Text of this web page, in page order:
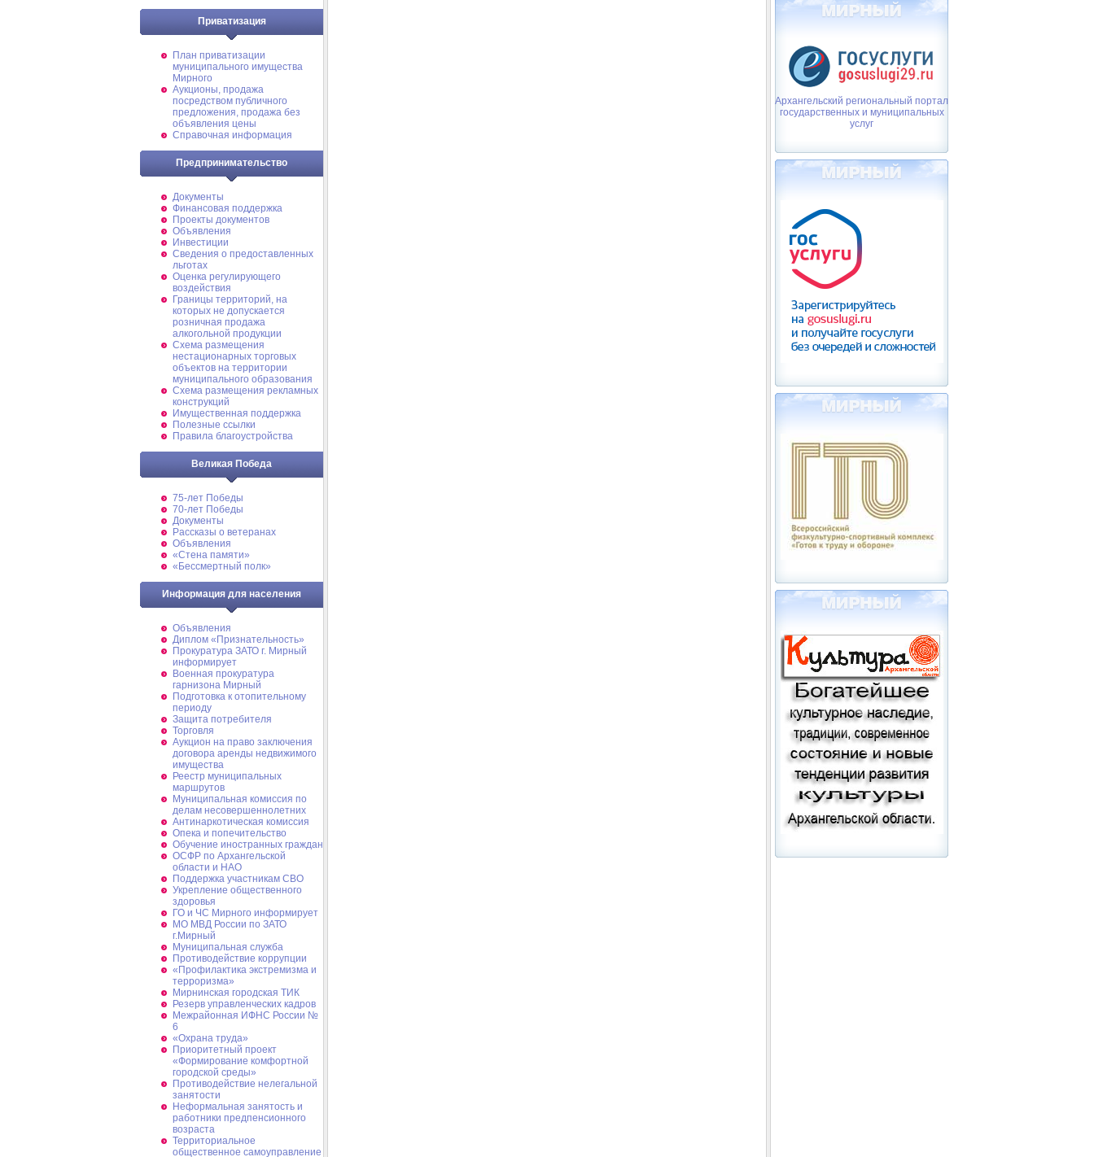
Приватизация
План приватизации
муниципального имущества
Мирного
Аукционы, продажа
посредством публичного
предложения, продажа без
объявления цены
Справочная информация
Предпринимательство
Документы
Финансовая поддержка
Проекты документов
Объявления
Инвестиции
Сведения о предоставленных
льготах
Оценка регулирующего
воздействия
Границы территорий, на
которых не допускается
розничная продажа
алкогольной продукции
Схема размещения
нестационарных торговых
объектов на территории
муниципального образования
Схема размещения рекламных
конструкций
Имущественная поддержка
Полезные ссылки
Правила благоустройства
Великая Победа
75-лет Победы
70-лет Победы
Документы
Рассказы о ветеранах
Объявления
«Стена памяти»
«Бессмертный полк»
Информация для населения
Объявления
Диплом «Признательность»
Прокуратура ЗАТО г. Мирный
информирует
Военная прокуратура
гарнизона Мирный
Подготовка к отопительному
периоду
Защита потребителя
Торговля
Аукцион на право заключения
договора аренды недвижимого
имущества
Реестр муниципальных
маршрутов
Муниципальная комиссия по
делам несовершеннолетних
Антинаркотическая комиссия
Опека и попечительство
Обучение иностранных граждан
ОСФР по Архангельской
области и НАО
Поддержка участникам СВО
Укрепление общественного
здоровья
ГО и ЧС Мирного информирует
МО МВД России по ЗАТО
г.Мирный
Муниципальная cлужба
Противодействие коррупции
«Профилактика экстремизма и
терроризма»
Мирнинская городская ТИК
Резерв управленческих кадров
Межрайонная ИФНС России №
6
«Охрана труда»
Приоритетный проект
«Формирование комфортной
городской среды»
Противодействие нелегальной
занятости
Неформальная занятость и
работники предпенсионного
возраста
Территориальное
общественное самоуправление
Архангельский региональный портал
государственных и муниципальных
услуг